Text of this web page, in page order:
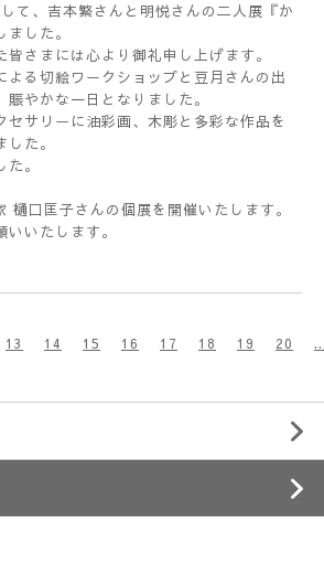
て、吉本繁さんと明悦さんの二人展『か
した。
さまには心より御礼申し上げます。
よる切絵ワークショップと豆月さんの出
やかな一日となりました。
セサリーに油彩画、木彫と多彩な作品を
た。
。
樋口匡子さんの個展を開催いたします。
いたします。
13 14 15 16 17 18 19 20